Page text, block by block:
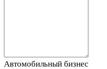
Автомобильный бизнес